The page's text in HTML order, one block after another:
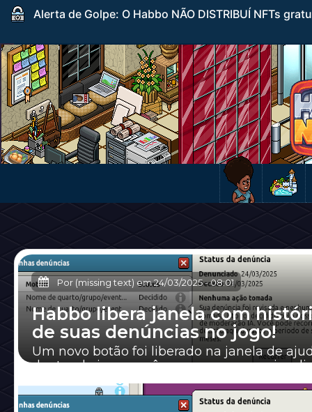
Alerta de Golpe: O Habbo NÃO DISTRIBUÍ NFTs
Por (missing text) em24/03/2025-08:01
Habbo libera janela com
de suas denúncias no jogo!
Um novo botão foi liberado na janela de
dentro do jogo, você agora consegue